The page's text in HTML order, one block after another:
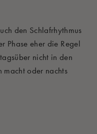
den Schlafrhythmus
Phase eher die Regel
nicht in den
macht oder nachts